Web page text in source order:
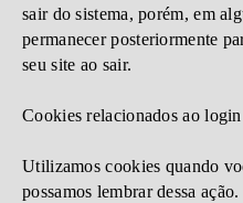
sair do sistema, porém, em
permanecer posteriormente
seu site ao sair.
Cookies relacionados ao login
Utilizamos cookies quando
possamos lembrar dessa